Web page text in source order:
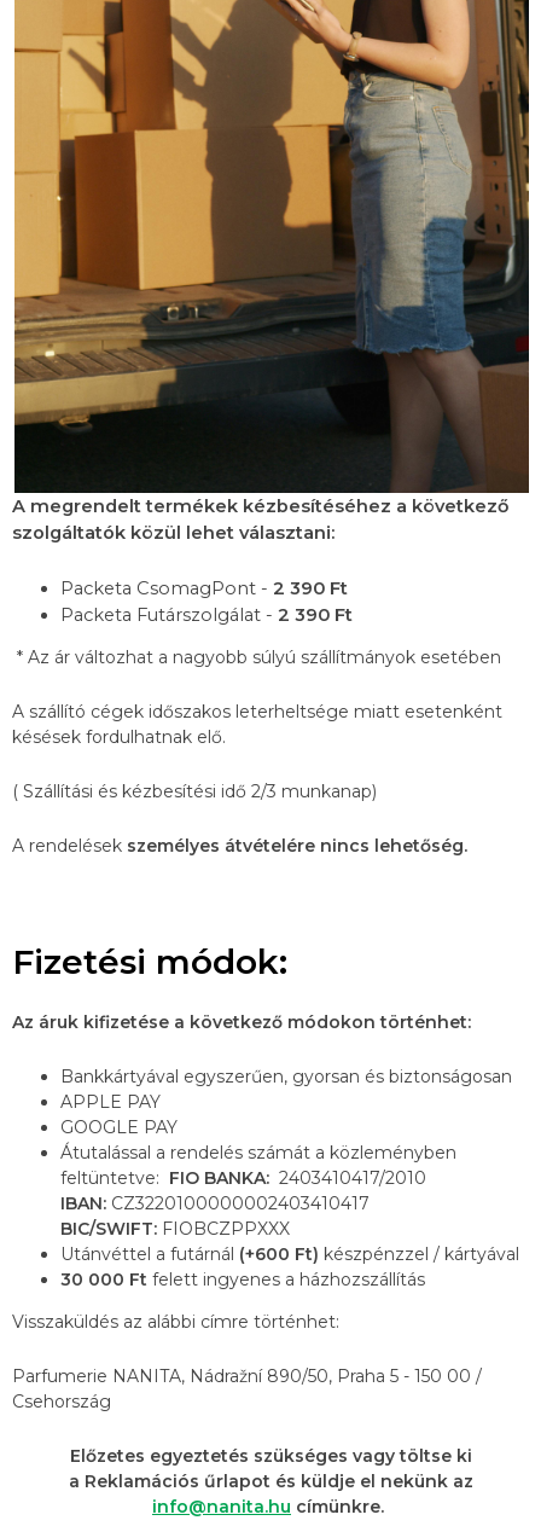
A megrendelt termékek kézbesítéséhez a következő
szolgáltatók közül lehet választani:
Packeta CsomagPont - 2 390 Ft
Packeta Futárszolgálat - 2 390 Ft
* Az ár változhat a nagyobb súlyú szállítmányok esetében
A szállító cégek időszakos leterheltsége miatt esetenként
késések fordulhatnak elő.
( Szállítási és kézbesítési idő 2/3 munkanap)
A rendelések személyes átvételére nincs lehetőség.
Fizetési módok:
Az áruk kifizetése a következő módokon történhet:
Bankkártyával egyszerűen, gyorsan és biztonságosan
APPLE PAY
GOOGLE PAY
Átutalással a rendelés számát a közleményben
feltüntetve: FIO BANKA: 2403410417/2010
IBAN: CZ3220100000002403410417
BIC/SWIFT: FIOBCZPPXXX
Utánvéttel a futárnál (+600 Ft) készpénzzel / kártyával
30 000 Ft felett ingyenes a házhozszállítás
Visszaküldés az alábbi címre történhet:
Parfumerie NANITA, Nádražní 890/50, Praha 5 - 150 00 /
Csehország
Előzetes egyeztetés szükséges vagy töltse ki
a Reklamációs űrlapot és küldje el nekünk az
info@nanita.hu címünkre.